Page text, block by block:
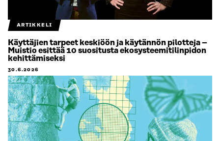
ARTIKKELI
Käyttäjien tarpeet keskiöön ja käytännön pilotteja –
Muistio esittää 10 suositusta ekosysteemitilinpidon
kehittämiseksi
30.6.2026